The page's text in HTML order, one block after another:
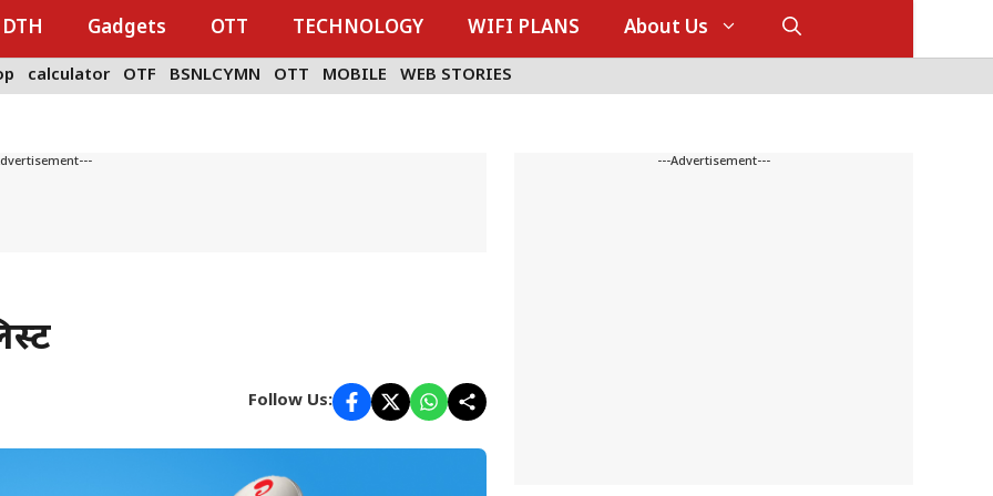
DTH Gadgets OTT TECHNOLOGY WIFI PLANS About Us
calculator OTF BSNLCYMN OTT MOBILE WEB STORIES
Follow Us:
---Advertisement---